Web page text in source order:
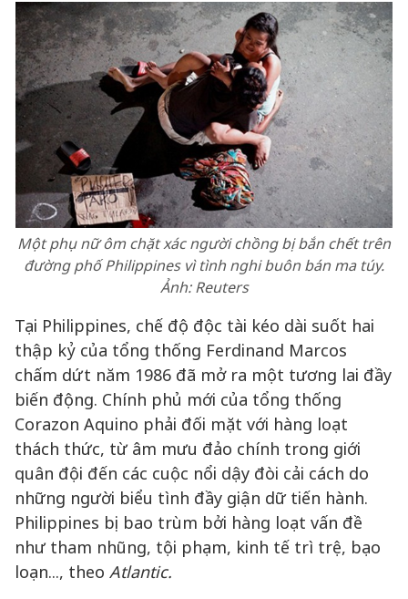
Một phụ nữ ôm chặt xác người chồng bị bắn chết trên
đường phố Philippines vì tình nghi buôn bán ma túy.
Ảnh:Reuters
Tại Philippines, chế độ độc tài kéo dài suốt hai
thập kỷ của tổng thống Ferdinand Marcos
chấm dứt năm 1986 đã mở ra một tương lai đầy
biến động. Chính phủ mới của tổng thống
Corazon Aquino phải đối mặt với hàng loạt
thách thức, từ âm mưu đảo chính trong giới
quân đội đến các cuộc nổi dậy đòi cải cách do
những người biểu tình đầy giận dữ tiến hành.
Philippines bị bao trùm bởi hàng loạt vấn đề
như tham nhũng, tội phạm, kinh tế trì trệ, bạo
loạn..., theo Atlantic.